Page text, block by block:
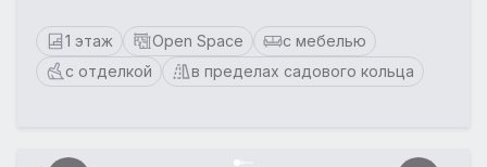
1 этаж Open Space
с мебелью
с отделкой
в пределах садового кольца